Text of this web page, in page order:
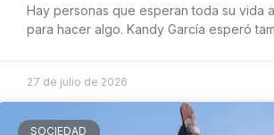
Hay personas que esperan toda su vida
para hacer algo. Kandy García esperó
27 de julio de 2026
SOCIEDAD